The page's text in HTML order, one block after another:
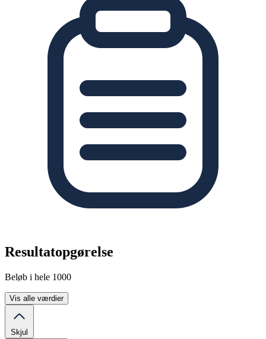
Resultatopgørelse
Beløb i hele 1000
Vis alle værdier
Skjul